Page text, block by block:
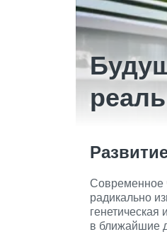
Современное
радикально
в ближайшие